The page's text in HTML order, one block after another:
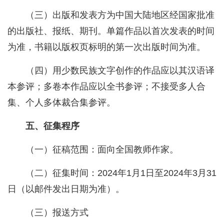
（三）出版和发表方为中国大陆地区经国家批准
的出版社、报纸、期刊。单篇作品以首次发表的时间
为准，书籍以版权页标明的第一次出版时间为准。
（四）用少数民族文字创作的作品应以其汉语译
本参评；多卷本作品应以全书参评；不接受多人合
集、个人多体裁合集参评。
五、征集程序
（一）征稿范围：面向全国教师作家。
（二）征集时间：2024年1月1日至2024年3月31
日（以邮件发出日期为准）。
（三）报送方式